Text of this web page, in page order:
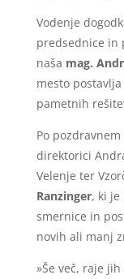
Vodenje
predsednice in
naša mag.
mesto
pametnih
Po
direktorici
Velenje ter
Ranzinger, ki je
smernice in
novih ali manj
»Še več, raje